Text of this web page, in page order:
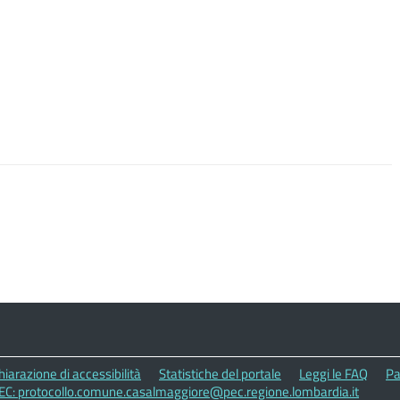
di accessibilità Statistiche del portale Leggi le FAQ
protocollo.comune.casalmaggiore@pec.regione.lombardia.it